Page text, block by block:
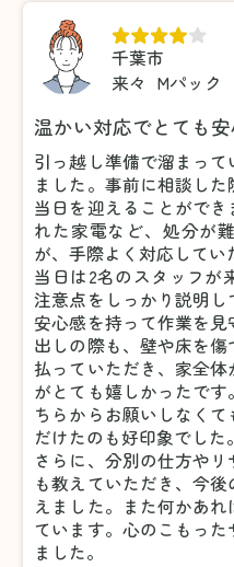
千葉市
来々 Mパック
温かい対応でとても
引っ越し準備で溜まっ
ました。事前に相談し
当日を迎えることがで
れた家電など、処分が
が、手際よく対応してい
当日は2名のスタッフが
注意点をしっかり説明
安心感を持って作業を
出しの際も、壁や床を
払っていただき、家全
がとても嬉しかったで
ちらからお願いしなく
だけたのも好印象でした。
さらに、分別の仕方や
も教えていただき、今
えました。また何かあ
ています。心のこもっ
ました。